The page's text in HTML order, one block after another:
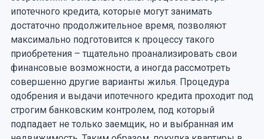
ипотечного кредита, которые могут занимать
достаточно продолжительное время, позволяют
максимально подготовится к процессу такого
приобретения – тщательно проанализировать свои
финансовые возможности, а иногда рассмотреть
совершенно другие варианты жилья. Процедура
одобрения и выдачи ипотечного кредита проходит под
строгим банковским контролем, под который
подпадает не только заемщик, но и выбранная им